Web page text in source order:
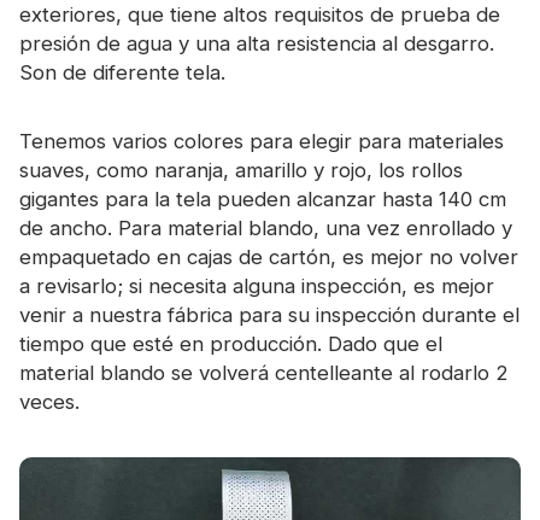
exteriores, que tiene altos requisitos de prueba de
presión de agua y una alta resistencia al desgarro.
Son de diferente tela.
Tenemos varios colores para elegir para materiales
suaves, como naranja, amarillo y rojo, los rollos
gigantes para la tela pueden alcanzar hasta 140 cm
de ancho. Para material blando, una vez enrollado y
empaquetado en cajas de cartón, es mejor no volver
a revisarlo; si necesita alguna inspección, es mejor
venir a nuestra fábrica para su inspección durante el
tiempo que esté en producción. Dado que el
material blando se volverá centelleante al rodarlo 2
veces.